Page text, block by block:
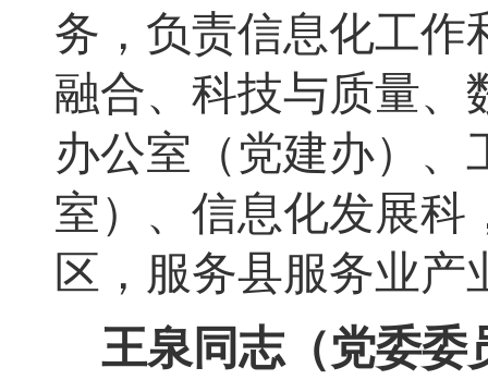
务 ， 负责信息化工作
融合、 科技与质量、
办公室（党建办）、
室）、信息化发展科
区，服务县服务业
王泉同志（党委委